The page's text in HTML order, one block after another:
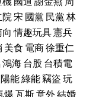
院宋 國黨民黨林
情趣玩具憲兵
美食 電商徐重仁
鴻海台股 台積電
能綠能竊盜玩
爆瓦斯意外結婚